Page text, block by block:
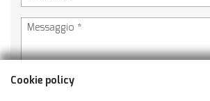
Cookie policy